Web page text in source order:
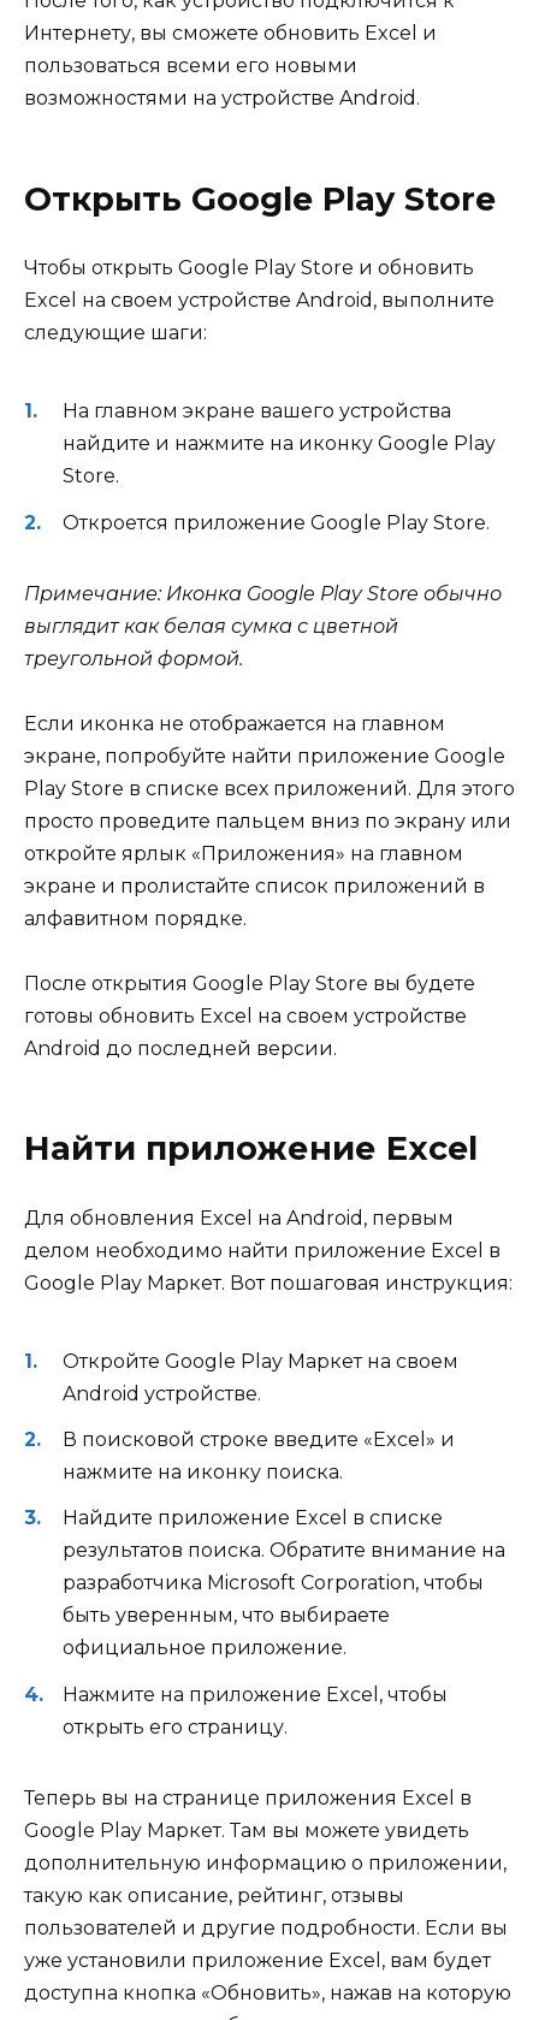
Интернету, вы сможете обновить Excel и
пользоваться всеми его новыми
возможностями на устройстве Android.
Открыть Google Play Store
Чтобы открыть Google Play Store и обновить
Excel на своем устройстве Android, выполните
следующие шаги:
На главном экране вашего устройства
найдите и нажмите на иконку Google Play
Store.
Откроется приложение Google Play Store.
Примечание: Иконка Google Play Store обычно
выглядит как белая сумка с цветной
треугольной формой.
Если иконка не отображается на главном
экране, попробуйте найти приложение Google
Play Store в списке всех приложений. Для этого
просто проведите пальцем вниз по экрану или
откройте ярлык «Приложения» на главном
экране и пролистайте список приложений в
алфавитном порядке.
После открытия Google Play Store вы будете
готовы обновить Excel на своем устройстве
Android до последней версии.
Найти приложение Excel
Для обновления Excel на Android, первым
делом необходимо найти приложение Excel в
Google Play Маркет. Вот пошаговая инструкция:
Откройте Google Play Маркет на своем
Android устройстве.
В поисковой строке введите «Excel» и
нажмите на иконку поиска.
Найдите приложение Excel в списке
результатов поиска. Обратите внимание на
разработчика Microsoft Corporation, чтобы
быть уверенным, что выбираете
официальное приложение.
Нажмите на приложение Excel, чтобы
открыть его страницу.
Теперь вы на странице приложения Excel в
Google Play Маркет. Там вы можете увидеть
дополнительную информацию о приложении,
такую как описание, рейтинг, отзывы
пользователей и другие подробности. Если вы
уже установили приложение Excel, вам будет
доступна кнопка «Обновить», нажав на которую